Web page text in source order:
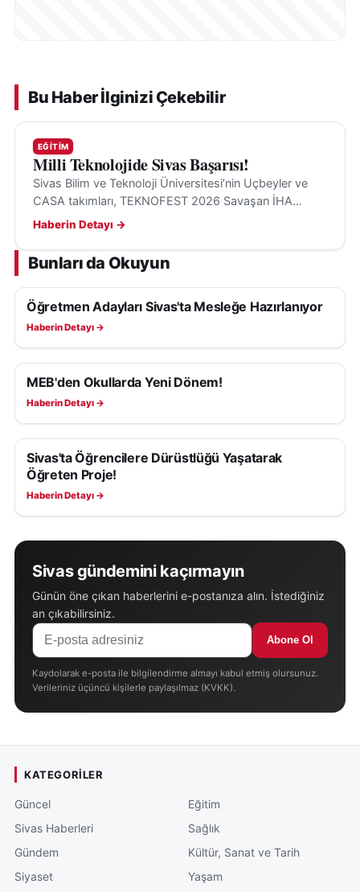
Bu Haber İlginizi Çekebilir
EĞITIM
Milli Teknolojide Sivas Başarısı!
Sivas Bilim ve Teknoloji Üniversitesi’nin Uçbeyler ve
CASA takımları, TEKNOFEST 2026 Savaşan İHA
Yarışması’nda finale kaldı. Final ise Siirt’te yapılacak.
Haberin Detayı →
Bunları da Okuyun
EĞITIM
Öğretmen Adayları Sivas'ta Mesleğe Hazırlanıyor
Haberin Detayı →
EĞITIM
MEB'den Okullarda Yeni Dönem!
Haberin Detayı →
EĞITIM
Sivas'ta Öğrencilere Dürüstlüğü Yaşatarak
Öğreten Proje!
Haberin Detayı →
Sivas gündemini kaçırmayın
Günün öne çıkan haberlerini e-postanıza alın. İstediğiniz
an çıkabilirsiniz.
Abone Ol
Kaydolarak e-posta ile bilgilendirme almayı kabul etmiş olursunuz.
Verileriniz üçüncü kişilerle paylaşılmaz (KVKK).
KATEGORILER
Güncel
Sivas Haberleri
Gündem
Siyaset
Eğitim
Sağlık
Kültür, Sanat ve Tarih
Yaşam